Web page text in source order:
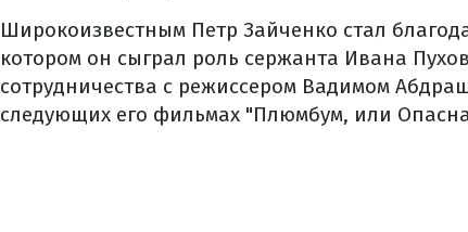
Широкоизвестным Петр Зайченко стал
котором он сыграл роль сержанта Ивана
сотрудничества с режиссером Вадимом
следующих его фильмах "Плюмбум, или